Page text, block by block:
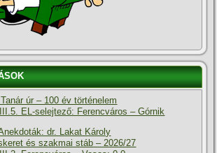
úr – 100 év történelem
EL-selejtező: Ferencváros – Górnik
dr. Lakat Károly
és szakmai stáb – 2026/27